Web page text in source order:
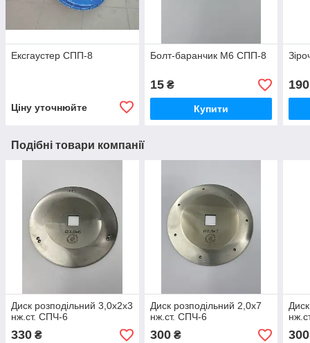
Ексгаустер СПП-8
Ціну уточнюйте
Болт-баранчик М6 СПП-8
15₴
Купити
190
Подібні товари компанії
Диск розподільний 3,0х2х3
нж.ст. СПЧ-6
330 ₴
Диск розподільний 2,0х7
нж.ст. СПЧ-6
300₴ 300